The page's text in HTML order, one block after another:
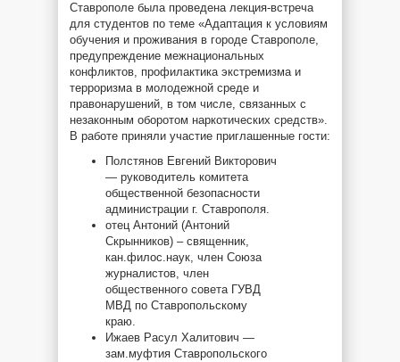
Ставрополе была проведена лекция-встреча
для студентов по теме «Адаптация к условиям
обучения и проживания в городе Ставрополе,
предупреждение межнациональных
конфликтов, профилактика экстремизма и
терроризма в молодежной среде и
правонарушений, в том числе, связанных с
незаконным оборотом наркотических средств».
В работе приняли участие приглашенные гости:
Полстянов Евгений Викторович
— руководитель комитета
общественной безопасности
администрации г. Ставрополя.
отец Антоний (Антоний
Скрынников) – священник,
кан.филос.наук, член Союза
журналистов, член
общественного совета ГУВД
МВД по Ставропольскому
краю.
Ижаев Расул Халитович —
зам.муфтия Ставропольского